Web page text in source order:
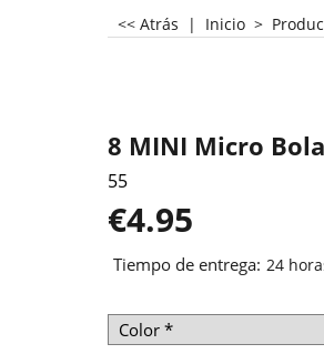
<< Atrás | Inicio >
8 MINI Micro
55
€4.95
Tiempo de entrega: 24